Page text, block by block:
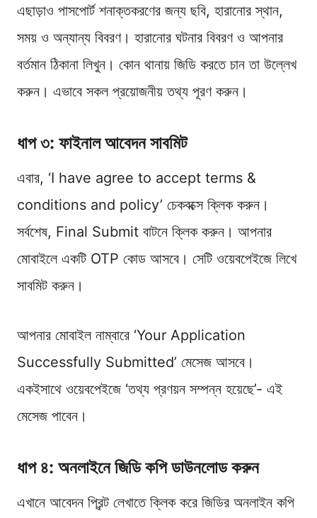
এছাড়াও পাসপোর্ট শনাক্তকরণের জন্য ছবি, হারানোর স্থান,
সময় ও অন্যান্য বিবরণ। হারানোর ঘটনার বিবরণ ও আপনার
বর্তমান ঠিকানা লিখুন। কোন থানায় জিডি করতে চান তা উল্লেখ
করুন। এভাবে সকল প্রয়োজনীয় তথ্য পূরণ করুন।
ধাপ ৩: ফাইনাল আবেদন সাবমিট
এবার, ‘I have agree to accept terms &
conditions and policy’ চেকবক্সে ক্লিক করুন।
সর্বশেষ, Final Submit বাটনে ক্লিক করুন। আপনার
মোবাইলে একটি OTP কোড আসবে। সেটি ওয়েবপেইজে লিখে
সাবমিট করুন।
আপনার মোবাইল নাম্বারে ‘Your Application
Successfully Submitted’ মেসেজ আসবে।
একইসাথে ওয়েবপেইজে ‘তথ্য প্রণয়ন সম্পন্ন হয়েছে’- এই
মেসেজ পাবেন।
ধাপ ৪: অনলাইনে জিডি কপি ডাউনলোড করুন
এখানে আবেদন প্রিন্ট লেখাতে ক্লিক করে জিডির অনলাইন কপি